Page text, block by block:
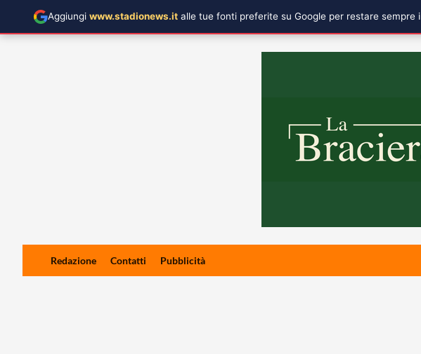
Redazione Contatti Pubblicità
Aggiungi www.stadionews.it alle tue fonti preferite su Google per restare sempre